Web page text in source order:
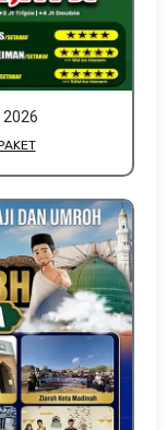
2026